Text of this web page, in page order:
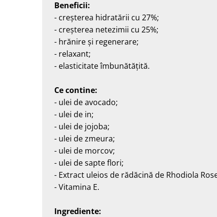
Beneficii:
- creșterea hidratării cu 27%;
- creșterea netezimii cu 25%;
- hrănire și regenerare;
- relaxant;
- elasticitate îmbunătățită.
Ce contine:
- ulei de avocado;
- ulei de in;
- ulei de jojoba;
- ulei de zmeura;
- ulei de morcov;
- ulei de sapte flori;
- Extract uleios de rădăcină de Rhodiola
- Vitamina E.
Ingrediente: